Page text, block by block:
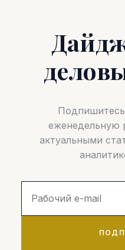
еженедельную
актуальными